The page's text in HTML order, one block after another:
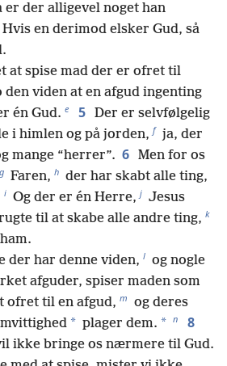
er der alligevel noget han
Hvis en derimod elsker Gud, så
at spise mad der er ofret til
den viden at en afgud ingenting
én Gud. e 5 Der er selvfølgelig
i himlen og på jorden, f ja, der
mange “herrer”. 6 Men for os
g Faren, h der har skabt alle ting,
i Og der er én Herre, j Jesus
til at skabe alle andre ting, k
der har denne viden, l og nogle
afguder, spiser maden som
ofret til en afgud, m og deres
* plager dem. * n 8
ikke bringe os nærmere til Gud.